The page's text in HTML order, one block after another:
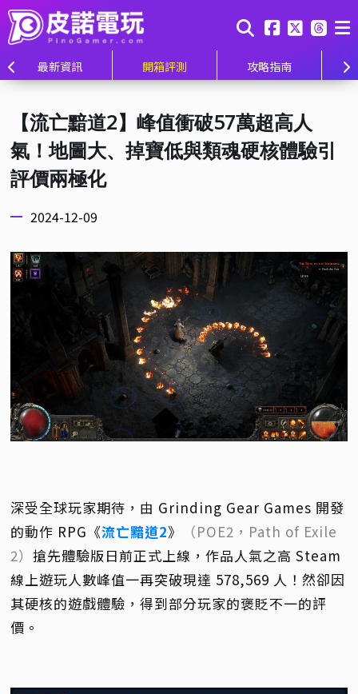
最新資訊 開箱評測 攻略指南
【流亡黯道2】峰值衝破57萬超高人
氣！地圖大、掉寶低與類魂硬核體驗引
評價兩極化
2024-12-09
深受全球玩家期待，由 Grinding Gear Games 開發
的動作 RPG《流亡黯道2》
（POE2，Path of Exile
2）搶先體驗版日前正式上線，作品人氣之高 Steam
線上遊玩人數峰值一再突破現達 578,569 人！然卻因
其硬核的遊戲體驗，得到部分玩家的褒貶不一的評
價。